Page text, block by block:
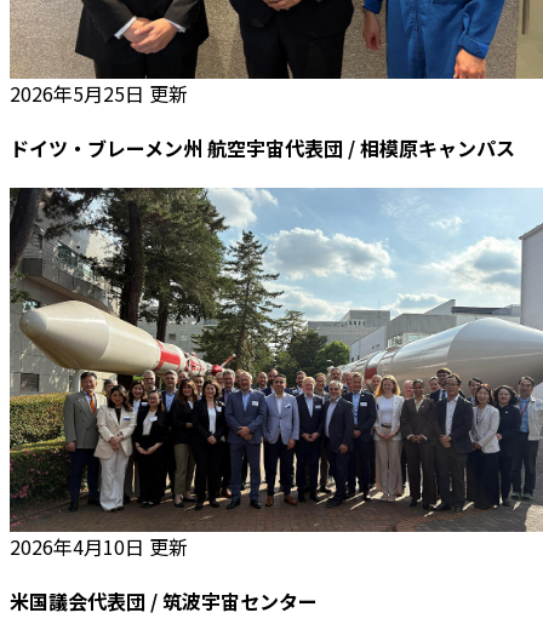
2026年5月25日 更新
ドイツ・ブレーメン州 航空宇宙代表団 / 相模原キャンパス
2026年4月10日 更新
米国議会代表団 / 筑波宇宙センター